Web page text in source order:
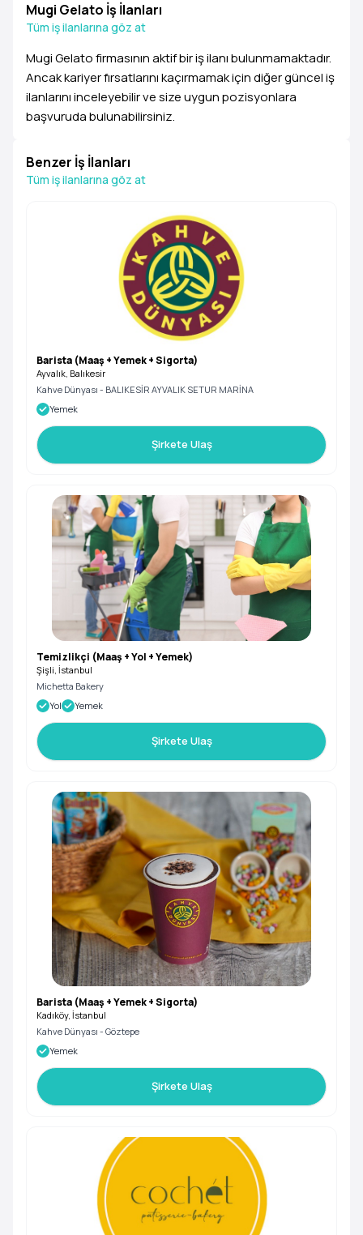
Mugi Gelato İş İlanları
Tüm iş ilanlarına göz at
Mugi Gelato firmasının aktif bir iş ilanı bulunmamaktadır.
Ancak kariyer fırsatlarını kaçırmamak için diğer güncel iş
ilanlarını inceleyebilir ve size uygun pozisyonlara
başvuruda bulunabilirsiniz.
Benzer İş İlanları
Tüm iş ilanlarına göz at
Barista (Maaş + Yemek + Sigorta)
Ayvalık, Balıkesir
Kahve Dünyası - BALIKESİR AYVALIK SETUR MARİNA
Yemek
Şirkete Ulaş
Temizlikçi (Maaş + Yol + Yemek)
Şişli, İstanbul
Michetta Bakery
Yol
Yemek
Şirkete Ulaş
Barista (Maaş + Yemek + Sigorta)
Kadıköy, İstanbul
Kahve Dünyası - Göztepe
Yemek
Şirkete Ulaş